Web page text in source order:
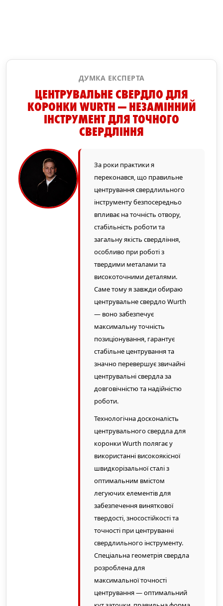
ДУМКА ЕКСПЕРТА
ЦЕНТРУВАЛЬНЕ СВЕРДЛО ДЛЯ
КОРОНКИ WURTH — НЕЗАМІННИЙ
ІНСТРУМЕНТ ДЛЯ ТОЧНОГО
СВЕРДЛІННЯ
За роки практики я
переконався, що правильне
центрування свердлильного
інструменту безпосередньо
впливає на точність отвору,
стабільність роботи та
загальну якість свердління,
особливо при роботі з
твердими металами та
високоточними деталями.
Саме тому я завжди обираю
центрувальне свердло Wurth
— воно забезпечує
максимальну точність
позиціонування, гарантує
стабільне центрування та
значно перевершує звичайні
центрувальні свердла за
довговічністю та надійністю
роботи.
Технологічна досконалість
центрувального свердла для
коронки Wurth полягає у
використанні високоякісної
швидкорізальної сталі з
оптимальним вмістом
легуючих елементів для
забезпечення виняткової
твердості, зносостійкості та
точності при центруванні
свердлильного інструменту.
Спеціальна геометрія свердла
розроблена для
максимальної точності
центрування — оптимальний